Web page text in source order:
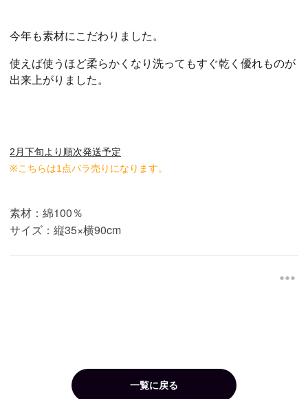
今年も素材にこだわりました。
使えば使うほど柔らかくなり洗ってもすぐ乾く優れものが
出来上がりました。
2月下旬より順次発送予定
※こちらは1点バラ売りになります。
素材：綿100％
サイズ：縦35×横90cm
一覧に戻る